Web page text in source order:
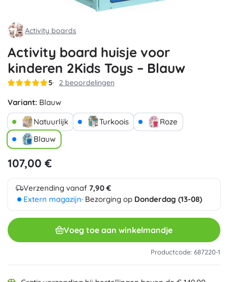
Activity boards
Activity board huisje voor
kinderen 2Kids Toys – Blauw
5 2 beoordelingen
Variant: Blauw
Natuurlijk
Turkoois
Roze
Blauw
107,00 €
Verzending vanaf 7,90 €
Extern magazijn· Bezorging op Donderdag (13-08)
Voeg toe aan winkelmandje
Productcode: 687220-1